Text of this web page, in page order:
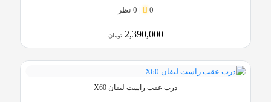
0
| 0 نظر
2,390,000 تومان
درب عقب راست لیفان X60